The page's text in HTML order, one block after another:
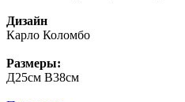
Дизайн
Карло Коломбо
Размеры:
Д25см В38см